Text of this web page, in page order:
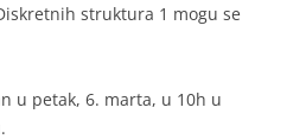
struktura 1 mogu se
u petak, 6. marta, u 10h u